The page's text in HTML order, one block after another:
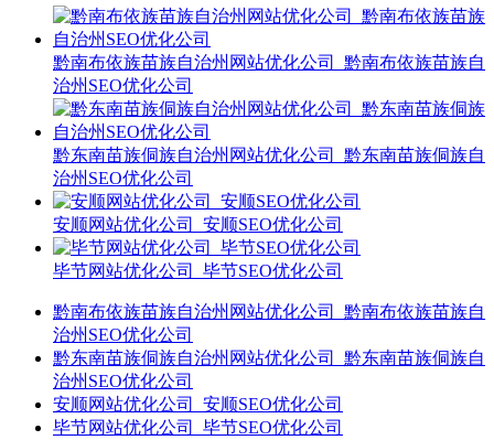
黔南布依族苗族自治州网站优化公司_黔南布依族苗族自
治州SEO优化公司
黔东南苗族侗族自治州网站优化公司_黔东南苗族侗族自
治州SEO优化公司
安顺网站优化公司_安顺SEO优化公司
毕节网站优化公司_毕节SEO优化公司
黔南布依族苗族自治州网站优化公司_黔南布依族苗族自
治州SEO优化公司
黔东南苗族侗族自治州网站优化公司_黔东南苗族侗族自
治州SEO优化公司
安顺网站优化公司_安顺SEO优化公司
毕节网站优化公司_毕节SEO优化公司